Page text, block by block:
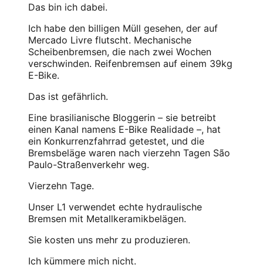
Das bin ich dabei.
Ich habe den billigen Müll gesehen, der auf
Mercado Livre flutscht. Mechanische
Scheibenbremsen, die nach zwei Wochen
verschwinden. Reifenbremsen auf einem 39kg
E-Bike.
Das ist gefährlich.
Eine brasilianische Bloggerin – sie betreibt
einen Kanal namens E-Bike Realidade –, hat
ein Konkurrenzfahrrad getestet, und die
Bremsbeläge waren nach vierzehn Tagen São
Paulo-Straßenverkehr weg.
Vierzehn Tage.
Unser L1 verwendet echte hydraulische
Bremsen mit Metallkeramikbelägen.
Sie kosten uns mehr zu produzieren.
Ich kümmere mich nicht.